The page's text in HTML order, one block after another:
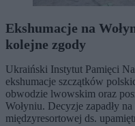
Ekshumacje na
kolejne zgody
Ukraiński Instytut Pamięci
ekshumacje szczątków
obwodzie lwowskim oraz
Wołyniu. Decyzje zapadły
międzyresortowej ds.